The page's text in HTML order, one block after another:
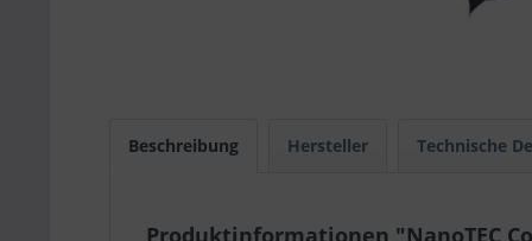
Beschreibung Hersteller Technische
Produktinformationen "NanoTEC